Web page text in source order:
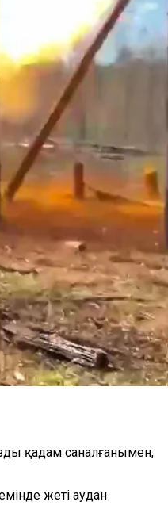
қадам саналғанымен,
жеті аудан